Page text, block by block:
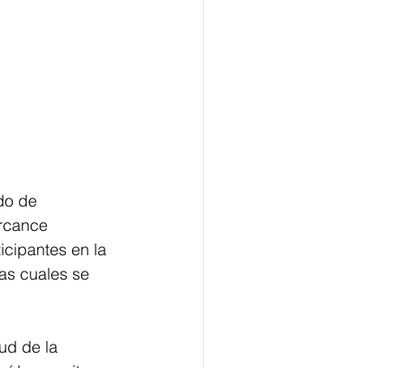
de
en la
cuales se
de la